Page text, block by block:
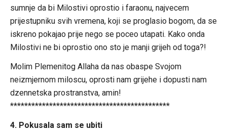
sumnje da bi Milostivi oprostio i faraonu, najvecem
prijestupniku svih vremena, koji se proglasio bogom, da se
iskreno pokajao prije nego se poceo utapati. Kako onda
Milostivi ne bi oprostio ono sto je manji grijeh od toga?!
Molim Plemenitog Allaha da nas obaspe Svojom
neizmjernom miloscu, oprosti nam grijehe i dopusti nam
dzennetska prostranstva, amin!
*********************************************
4. Pokusala sam se ubiti